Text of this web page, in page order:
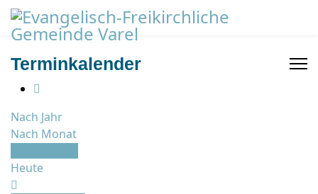
Terminkalender
Nach Jahr
Nach Monat
Heute